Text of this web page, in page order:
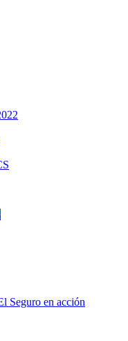
Seguro en acción